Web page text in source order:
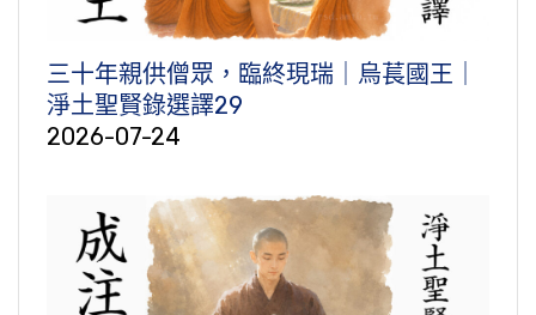
三十年親供僧眾，臨終現瑞｜烏萇國王｜
淨土聖賢錄選譯29
2026-07-24